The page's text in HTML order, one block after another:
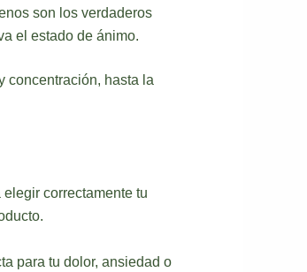
son los verdaderos
el estado de ánimo.
concentración, hasta la
correctamente tu
para tu dolor, ansiedad o